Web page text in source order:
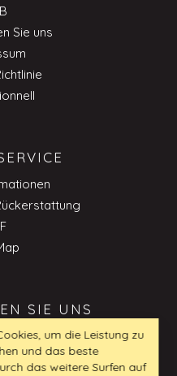
Sie uns
SIE UNS
furniture.com
um die Leistung zu
und das beste
das weitere Surfen auf